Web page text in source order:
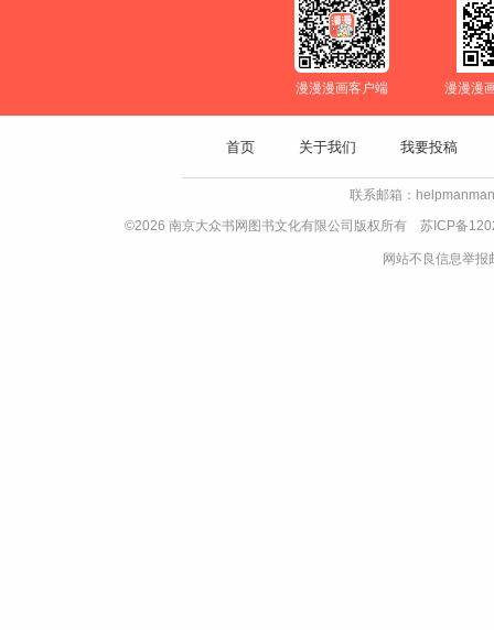
漫漫漫画客户端 漫漫漫
首页 关于我们 我要投稿
联系邮箱：
©2026 南京大众书网图书文化有限公司版权所有 苏ICP备
网站不良信息举